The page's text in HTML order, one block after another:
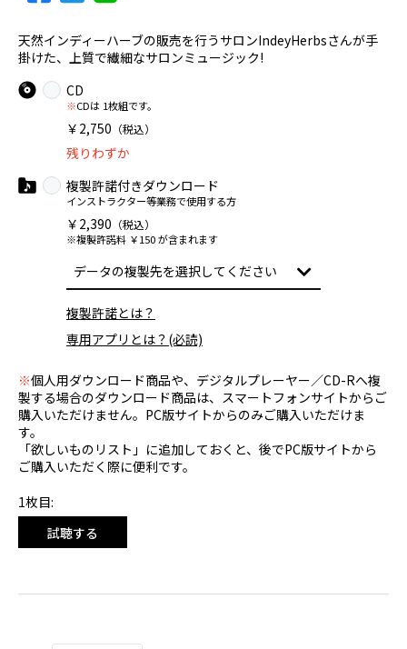
天然インディーハーブの販売を行うサロンIndeyHerbsさんが手
掛けた、上質で繊細なサロンミュージック!
CD
※CDは 1枚組です。
￥2,750 （税込）
残りわずか
複製許諾付きダウンロード
インストラクター等業務で使用する方
￥2,390 （税込）
※複製許諾料 ￥150 が含まれます
複製許諾とは？
専用アプリとは？(必読)
※個人用ダウンロード商品や、デジタルプレーヤー／CD-Rへ複
製する場合のダウンロード商品は、スマートフォンサイトからご
購入いただけません。PC版サイトからのみご購入いただけま
す。
「欲しいものリスト」に追加しておくと、後でPC版サイトから
ご購入いただく際に便利です。
1枚目:
試聴する